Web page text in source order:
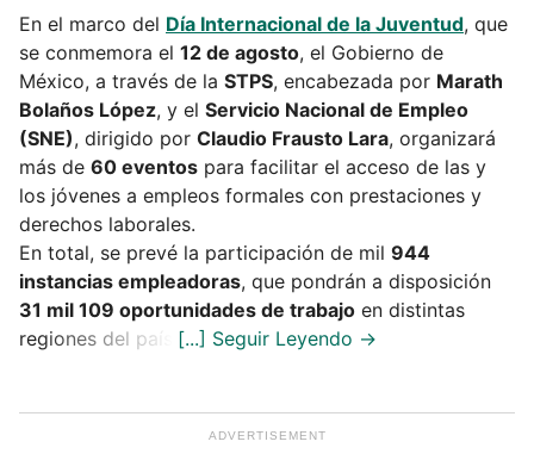
En el marco del Día Internacional de la Juventud, que
se conmemora el 12 de agosto, el Gobierno de
México, a través de la STPS, encabezada por Marath
Bolaños López, y el Servicio Nacional de Empleo
(SNE), dirigido por Claudio Frausto Lara, organizará
más de 60 eventos para facilitar el acceso de las y
los jóvenes a empleos formales con prestaciones y
derechos laborales.
En total, se prevé la participación de mil 944
instancias empleadoras, que pondrán a disposición
31 mil 109 oportunidades de trabajo en distintas
regiones del país.